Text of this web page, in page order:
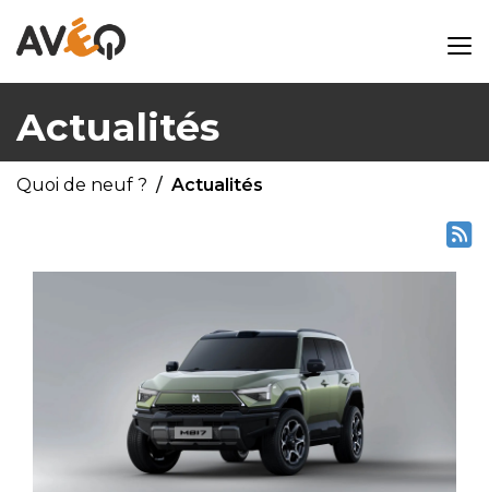
Actualités
Quoi de neuf ? Actualités